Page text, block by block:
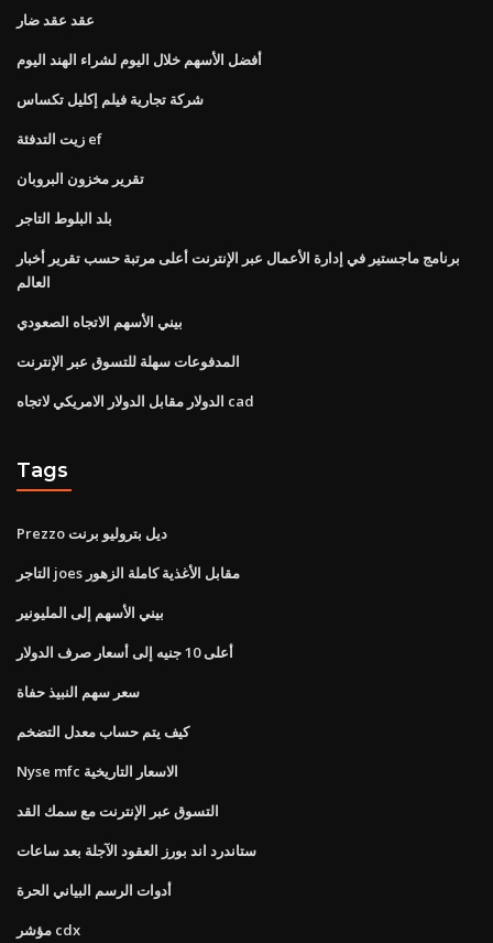
عقد عقد ضار
أفضل الأسهم خلال اليوم لشراء الهند اليوم
شركة تجارية فيلم إكليل تكساس
زيت التدفئة ef
تقرير مخزون البروبان
بلد البلوط التاجر
برنامج ماجستير في إدارة الأعمال عبر الإنترنت أعلى مرتبة حسب تقرير أخبار
العالم
بيني الأسهم الاتجاه الصعودي
المدفوعات سهلة للتسوق عبر الإنترنت
الدولار مقابل الدولار الامريكي لاتجاه cad
Tags
Prezzo ديل بتروليو برنت
التاجر joes مقابل الأغذية كاملة الزهور
بيني الأسهم إلى المليونير
أعلى 10 جنيه إلى أسعار صرف الدولار
سعر سهم النبيذ حفاة
كيف يتم حساب معدل التضخم
Nyse mfc الاسعار التاريخية
التسوق عبر الإنترنت مع سمك القد
ستاندرد اند بورز العقود الآجلة بعد ساعات
أدوات الرسم البياني الحرة
مؤشر cdx